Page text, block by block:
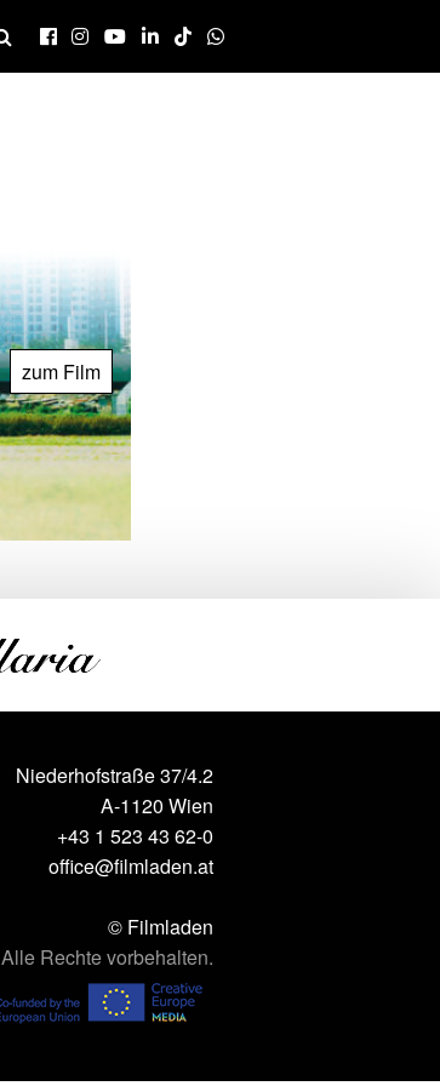
zum Film
Niederhofstraße 37/4.2
A-1120 Wien
+43 1 523 43 62-0
office@filmladen.at
© Filmladen
Alle Rechte vorbehalten.